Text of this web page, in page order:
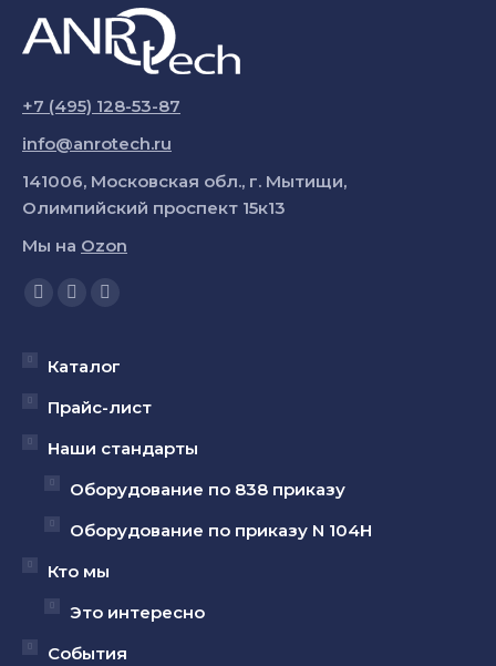
+7 (495) 128-53-87
info@anrotech.ru
141006, Московская обл., г. Мытищи,
Олимпийский проспект 15к13
Мы на Ozon
Ищите нас:
Страница
открывается
новом
окне
Страница
открывается
новом
окне
Страница
открывается
новом
окне
Каталог
Прайс-лист
Наши стандарты
Оборудование по 838 приказу
Оборудование по приказу N 104Н
Кто мы
Это интересно
События